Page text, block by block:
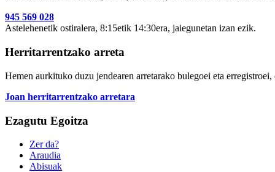
945 569 028
Astelehenetik ostiralera, 8:15etik 14:30era, jaiegunetan izan ezik.
Herritarrentzako arreta
Hemen aurkituko duzu jendearen arretarako bulegoei eta
Joan herritarrentzako arretara
Ezagutu Egoitza
Zer da?
Araudia
Abisuak